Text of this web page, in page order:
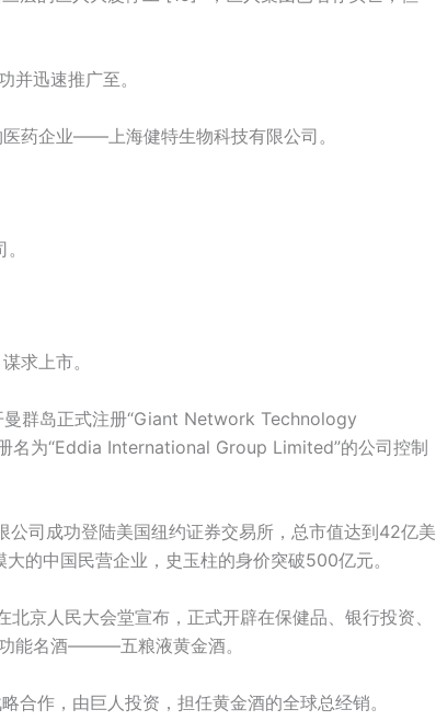
并迅速推广至。
药企业——上海健特生物科技有限公司。
求上市。
群岛正式注册“Giant Network Technology
名为“Eddia International Group Limited”的公司控制
公司成功登陆美国纽约证券交易所，总市值达到42亿美
的中国民营企业，史玉柱的身价突破500亿元。
京人民大会堂宣布，正式开辟在保健品、银行投资、
能名酒———五粮液黄金酒。
合作，由巨人投资，担任黄金酒的全球总经销。